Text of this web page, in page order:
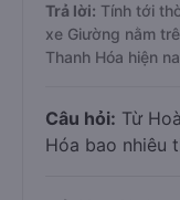
Trả lời: Tính tới
xe Giường nằm
Thanh Hóa hiện
Câu hỏi: Từ
Hóa bao nhiêu